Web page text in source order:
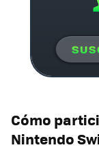
Cómo
Nintendo